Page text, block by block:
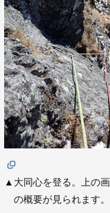
▲大同心を登る。上の
の概要が見られます